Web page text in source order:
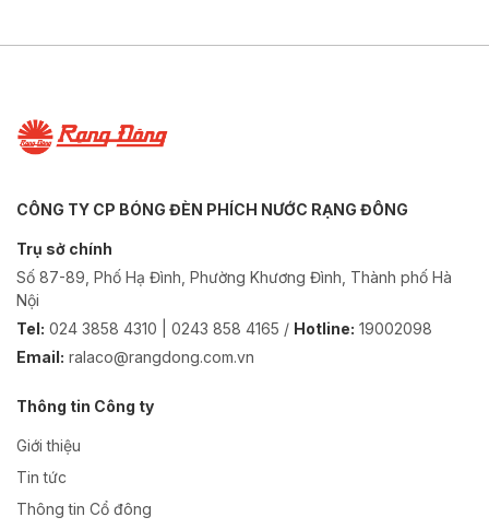
CÔNG TY CP BÓNG ĐÈN PHÍCH NƯỚC RẠNG ĐÔNG
Trụ sở chính
Số 87-89, Phố Hạ Đình, Phường Khương Đình, Thành phố Hà
Nội
Tel: 024 3858 4310 | 0243 858 4165 / Hotline: 19002098
Email: ralaco@rangdong.com.vn
Thông tin Công ty
Giới thiệu
Tin tức
Thông tin Cổ đông